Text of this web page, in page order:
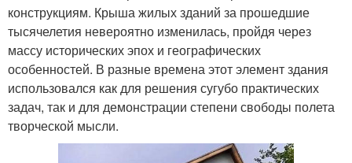
конструкциям. Крыша жилых зданий за прошедшие
тысячелетия невероятно изменилась, пройдя через
массу исторических эпох и географических
особенностей. В разные времена этот элемент здания
использовался как для решения сугубо практических
задач, так и для демонстрации степени свободы полета
творческой мысли.